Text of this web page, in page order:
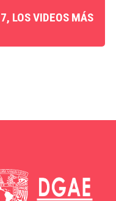
LOS VIDEOS MÁS